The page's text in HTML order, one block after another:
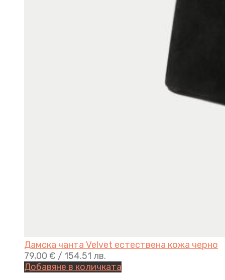
Дамска чанта Velvet естествена кожа черно
79,00 € / 154.51 лв.
Добавяне в количката